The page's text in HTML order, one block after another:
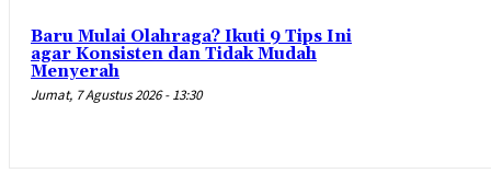
Baru Mulai Olahraga? Ikuti 9 Tips Ini
agar Konsisten dan Tidak Mudah
Menyerah
Jumat, 7 Agustus 2026 - 13:30